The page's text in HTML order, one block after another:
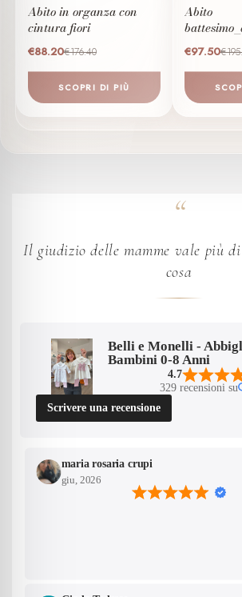
Abito in organza con
cintura fiori
€88.20€176.40
SCOPRI DI PIÙ
Abito
con fiocchi
€97.50
Il giudizio delle mamme vale più
cosa
Belli e Monelli -
Bambini 0-8 Anni
4.7
329 recensioni su
Scrivere una recensione
maria rosaria crupi
giu, 2026Confirm your